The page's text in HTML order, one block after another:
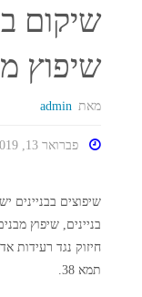
שיקום
שיפוץ
מאת admin
פברואר 13, 2019
שיפוצים בבניינים
בניינים, שיפוץ
חיזוק נגד רעידות
תמא 38.